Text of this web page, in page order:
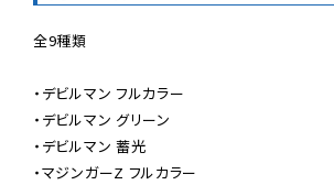
全9種類
・デビルマン フルカラー
・デビルマン グリーン
・デビルマン 蓄光
・マジンガーZ フルカラー